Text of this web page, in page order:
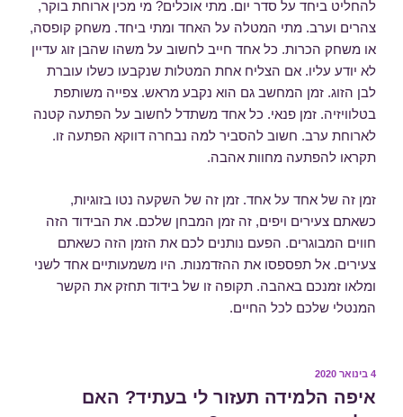
להחליט ביחד על סדר יום. מתי אוכלים? מי מכין ארוחת בוקר,
צהרים וערב. מתי המטלה על האחד ומתי ביחד. משחק קופסה,
או משחק הכרות. כל אחד חייב לחשוב על משהו שהבן זוג עדיין
לא יודע עליו. אם הצליח אחת המטלות שנקבעו כשלו עוברת
לבן הזוג. זמן המחשב גם הוא נקבע מראש. צפייה משותפת
בטלוויזיה. זמן פנאי. כל אחד משתדל לחשוב על הפתעה קטנה
לארוחת ערב. חשוב להסביר למה נבחרה דווקא הפתעה זו.
תקראו להפתעה מחוות אהבה.
זמן זה של אחד על אחד. זמן זה של השקעה נטו בזוגיות,
כשאתם צעירים ויפים, זה זמן המבחן שלכם. את הבידוד הזה
חווים המבוגרים. הפעם נותנים לכם את הזמן הזה כשאתם
צעירים. אל תפספסו את ההזדמנות. היו משמעותיים אחד לשני
ומלאו זמנכם באהבה. תקופה זו של בידוד תחזק את הקשר
המנטלי שלכם לכל החיים.
פורסם
4 בינואר 2020
איפה הלמידה תעזור לי בעתיד? האם